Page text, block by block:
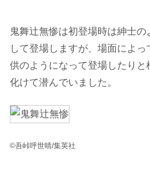
鬼舞辻無惨は初登場時は紳士
して登場しますが、場面によ
供のようになって登場したり
化けて潜んでいました。
©吾峠呼世晴/集英社